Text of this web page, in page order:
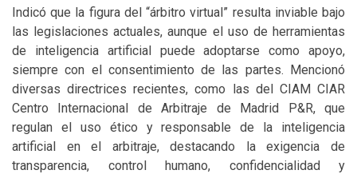
Indicó que la figura del “árbitro virtual” resulta inviable bajo
las legislaciones actuales, aunque el uso de herramientas
de inteligencia artificial puede adoptarse como apoyo,
siempre con el consentimiento de las partes. Mencionó
diversas directrices recientes, como las del CIAM CIAR
Centro Internacional de Arbitraje de Madrid P&R, que
regulan el uso ético y responsable de la inteligencia
artificial en el arbitraje, destacando la exigencia de
transparencia, control humano, confidencialidad y